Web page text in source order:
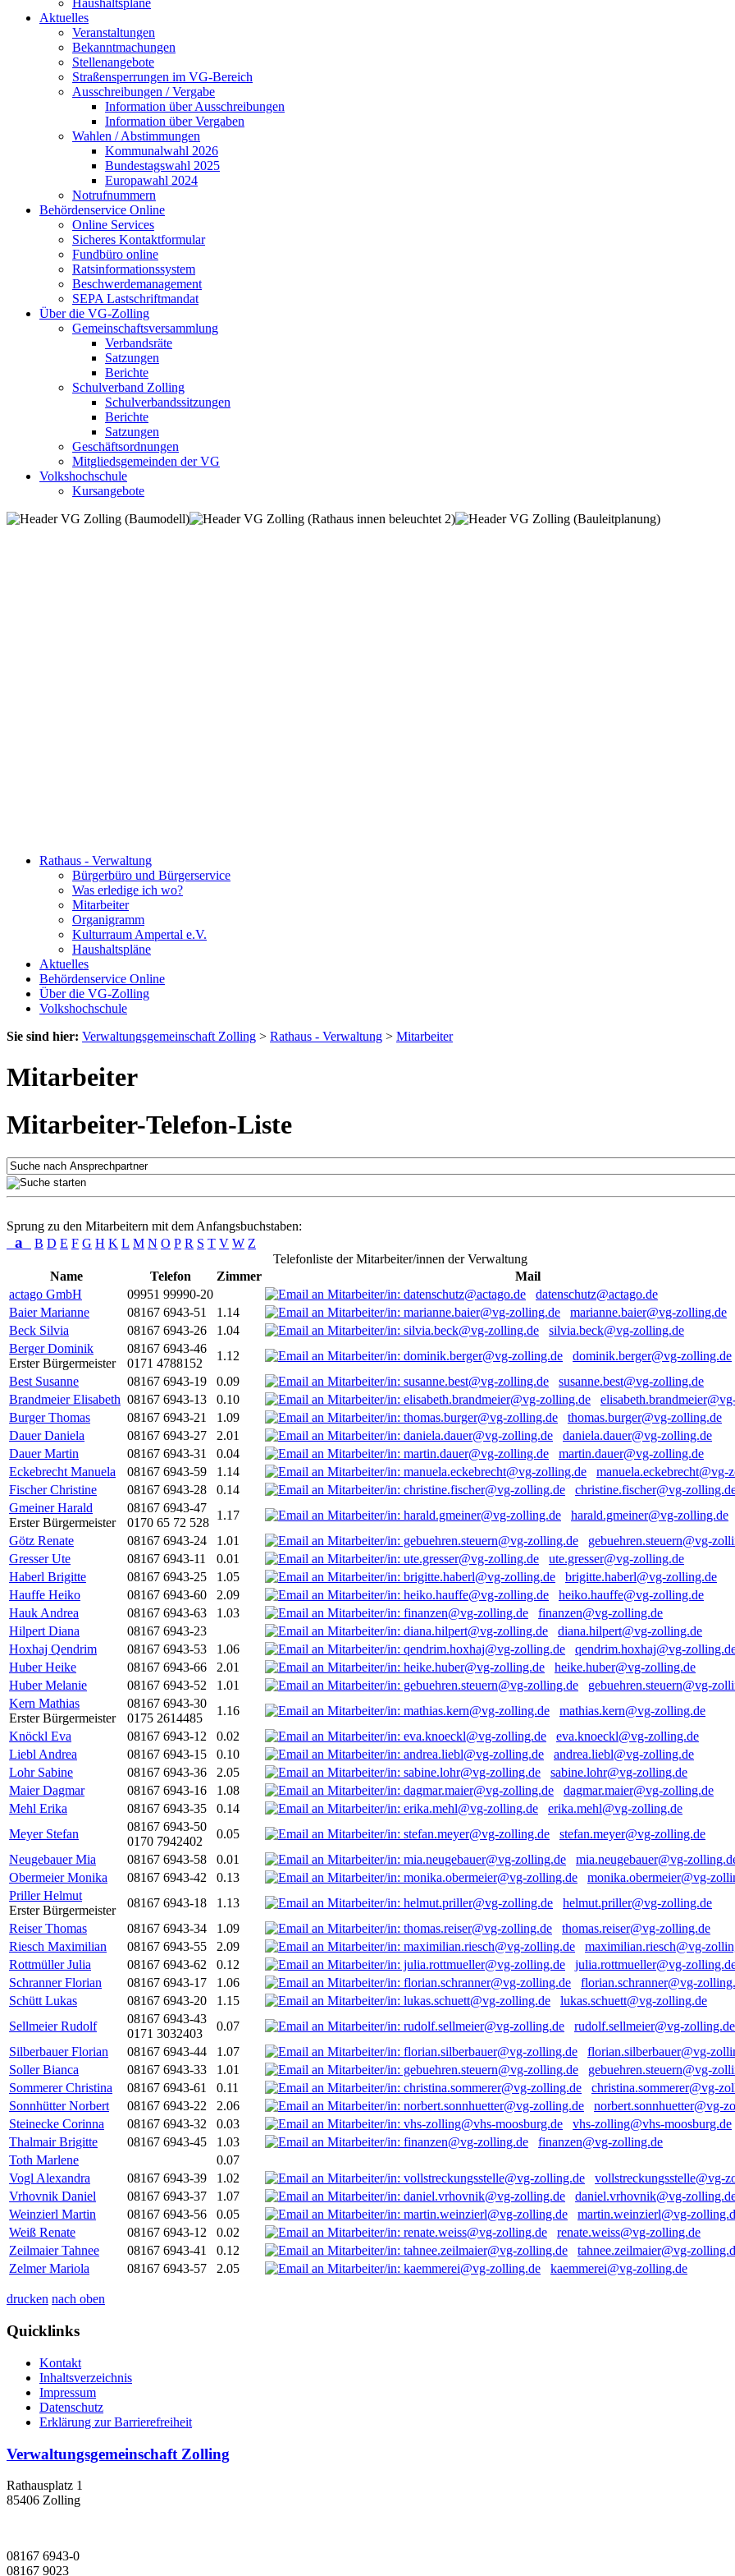
Haushaltspläne
Aktuelles
Veranstaltungen
Bekanntmachungen
Stellenangebote
Straßensperrungen im VG-Bereich
Ausschreibungen / Vergabe
Information über Ausschreibungen
Information über Vergaben
Wahlen / Abstimmungen
Kommunalwahl 2026
Bundestagswahl 2025
Europawahl 2024
Notrufnummern
Behördenservice Online
Online Services
Sicheres Kontaktformular
Fundbüro online
Ratsinformationssystem
Beschwerdemanagement
SEPA Lastschriftmandat
Über die VG-Zolling
Gemeinschaftsversammlung
Verbandsräte
Satzungen
Berichte
Schulverband Zolling
Schulverbandssitzungen
Berichte
Satzungen
Geschäftsordnungen
Mitgliedsgemeinden der VG
Volkshochschule
Kursangebote
Rathaus - Verwaltung
Bürgerbüro und Bürgerservice
Was erledige ich wo?
Mitarbeiter
Organigramm
Kulturraum Ampertal e.V.
Haushaltspläne
Aktuelles
Behördenservice Online
Über die VG-Zolling
Volkshochschule
Sie sind hier: Verwaltungsgemeinschaft Zolling > Rathaus - Verwaltung > Mitarbeiter
Mitarbeiter
Mitarbeiter-Telefon-Liste
Sprung zu den Mitarbeitern mit dem Anfangsbuchstaben:
a B D E F G H K L M N O P R S T V W Z
Telefonliste der Mitarbeiter/innen der Verwaltung
Name
Telefon Zimmer
Mail
actago GmbH
09951 99990-20
datenschutz@actago.de
Baier Marianne
08167 6943-51 1.14
marianne.baier@vg-zolling.de
Beck Silvia
08167 6943-26 1.04
silvia.beck@vg-zolling.de
Berger Dominik
Erster Bürgermeister
08167 6943-46
0171 4788152
1.12
dominik.berger@vg-zolling.de
Best Susanne
08167 6943-19 0.09
susanne.best@vg-zolling.de
Brandmeier Elisabeth 08167 6943-13 0.10
Burger Thomas
08167 6943-21 1.09
thomas.burger@vg-zolling.de
Dauer Daniela
08167 6943-27 2.01
daniela.dauer@vg-zolling.de
Dauer Martin
08167 6943-31 0.04
martin.dauer@vg-zolling.de
Eckebrecht Manuela
08167 6943-59 1.14
manuela.eckebrecht@vg-
Fischer Christine
08167 6943-28 0.14
christine.fischer@vg-
Gmeiner Harald
Erster Bürgermeister
08167 6943-47
0170 65 72 528
1.17
harald.gmeiner@vg-zolling.de
Götz Renate
08167 6943-24 1.01
gebuehren.steuern@vg-
Gresser Ute
08167 6943-11 0.01
ute.gresser@vg-zolling.de
Haberl Brigitte
08167 6943-25 1.05
brigitte.haberl@vg-zolling.de
Hauffe Heiko
08167 6943-60 2.09
heiko.hauffe@vg-zolling.de
Hauk Andrea
08167 6943-63 1.03
finanzen@vg-zolling.de
Hilpert Diana
08167 6943-23
diana.hilpert@vg-zolling.de
Hoxhaj Qendrim
08167 6943-53 1.06
qendrim.hoxhaj@vg-
Huber Heike
08167 6943-66 2.01
heike.huber@vg-zolling.de
Huber Melanie
08167 6943-52 1.01
gebuehren.steuern@vg-
Kern Mathias
Erster Bürgermeister
08167 6943-30
0175 2614485
1.16
mathias.kern@vg-zolling.de
Knöckl Eva
08167 6943-12 0.02
eva.knoeckl@vg-zolling.de
Liebl Andrea
08167 6943-15 0.10
andrea.liebl@vg-zolling.de
Lohr Sabine
08167 6943-36 2.05
sabine.lohr@vg-zolling.de
Maier Dagmar
08167 6943-16 1.08
dagmar.maier@vg-zolling.de
Mehl Erika
08167 6943-35 0.14
erika.mehl@vg-zolling.de
Meyer Stefan
08167 6943-50
0170 7942402
0.05
stefan.meyer@vg-zolling.de
Neugebauer Mia
08167 6943-58 0.01
mia.neugebauer@vg-
Obermeier Monika
08167 6943-42 0.13
monika.obermeier@vg-
Priller Helmut
Erster Bürgermeister
08167 6943-18 1.13
helmut.priller@vg-zolling.de
Reiser Thomas
08167 6943-34 1.09
thomas.reiser@vg-zolling.de
Riesch Maximilian
08167 6943-55 2.09
maximilian.riesch@vg-
Rottmüller Julia
08167 6943-62 0.12
julia.rottmueller@vg-
Schranner Florian
08167 6943-17 1.06
florian.schranner@vg-
Schütt Lukas
08167 6943-20 1.15
lukas.schuett@vg-zolling.de
Sellmeier Rudolf
08167 6943-43
0171 3032403
0.07
rudolf.sellmeier@vg-zolling.de
Silberbauer Florian
08167 6943-44 1.07
florian.silberbauer@vg-
Soller Bianca
08167 6943-33 1.01
gebuehren.steuern@vg-
Sommerer Christina
08167 6943-61 0.11
christina.sommerer@vg-
Sonnhütter Norbert
08167 6943-22 2.06
norbert.sonnhuetter@vg-
Steinecke Corinna
08167 6943-32 0.03
vhs-zolling@vhs-moosburg.de
Thalmair Brigitte
08167 6943-45 1.03
finanzen@vg-zolling.de
Toth Marlene
0.07
Vogl Alexandra
08167 6943-39 1.02
vollstreckungsstelle@vg-
Vrhovnik Daniel
08167 6943-37 1.07
daniel.vrhovnik@vg-
Weinzierl Martin
08167 6943-56 0.05
martin.weinzierl@vg-
Weiß Renate
08167 6943-12 0.02
renate.weiss@vg-zolling.de
Zeilmaier Tahnee
08167 6943-41 0.12
tahnee.zeilmaier@vg-
Zelmer Mariola
08167 6943-57 2.05 kaemmerei@vg-zolling.de
drucken nach oben
Quicklinks
Kontakt
Inhaltsverzeichnis
Impressum
Datenschutz
Erklärung zur Barrierefreiheit
Verwaltungsgemeinschaft Zolling
Rathausplatz 1
85406 Zolling
08167 6943-0
08167 9023